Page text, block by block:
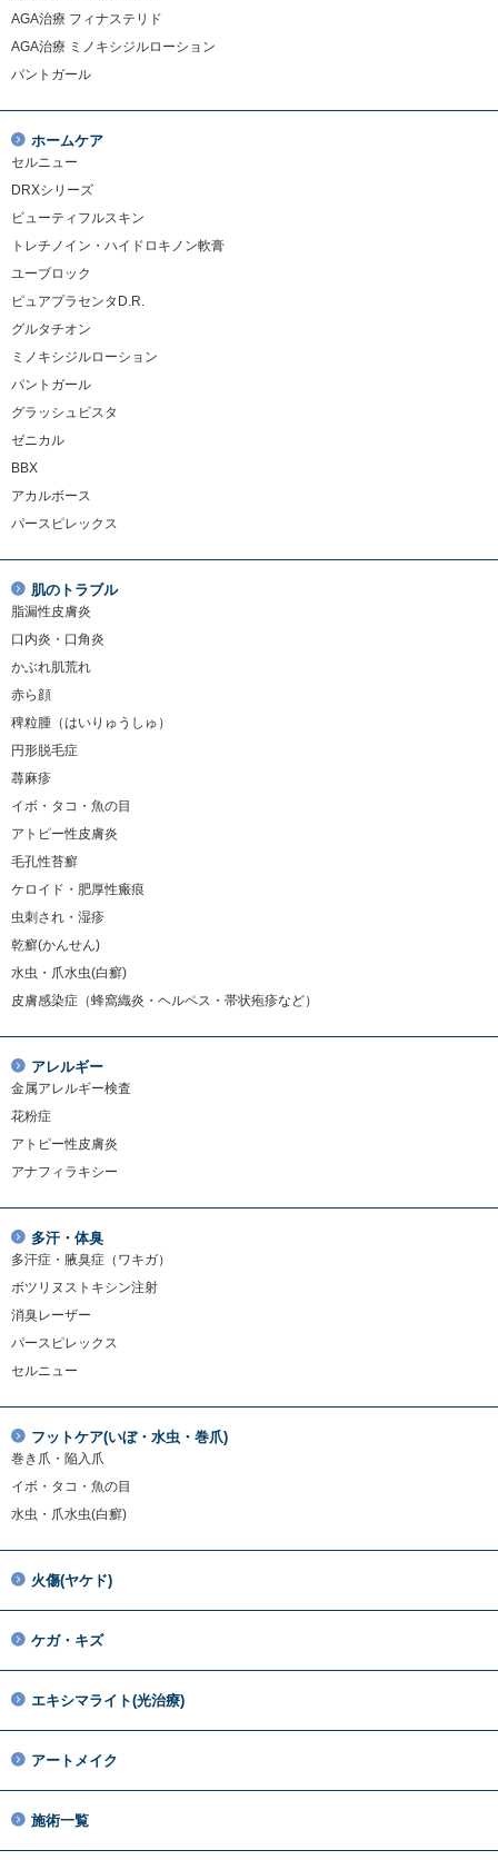
AGA治療 フィナステリド
AGA治療 ミノキシジルローション
パントガール
ホームケア
セルニュー
DRXシリーズ
ビューティフルスキン
トレチノイン・ハイドロキノン軟膏
ユーブロック
ピュアプラセンタD.R.
グルタチオン
ミノキシジルローション
パントガール
グラッシュビスタ
ゼニカル
BBX
アカルボース
パースピレックス
肌のトラブル
脂漏性皮膚炎
口内炎・口角炎
かぶれ肌荒れ
赤ら顔
稗粒腫（はいりゅうしゅ）
円形脱毛症
蕁麻疹
イボ・タコ・魚の目
アトピー性皮膚炎
毛孔性苔癬
ケロイド・肥厚性瘢痕
虫刺され・湿疹
乾癬(かんせん)
水虫・爪水虫(白癬)
皮膚感染症（蜂窩織炎・ヘルペス・帯状疱疹など）
アレルギー
金属アレルギー検査
花粉症
アトピー性皮膚炎
アナフィラキシー
多汗・体臭
多汗症・腋臭症（ワキガ）
ボツリヌストキシン注射
消臭レーザー
パースピレックス
セルニュー
フットケア(いぼ・水虫・巻爪)
巻き爪・陥入爪
イボ・タコ・魚の目
水虫・爪水虫(白癬)
火傷(ヤケド)
ケガ・キズ
エキシマライト(光治療)
アートメイク
施術一覧